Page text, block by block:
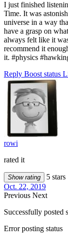
I just finished
Time. It was
universe in a way
have a grasp on
always felt like it
recommend it
it. #physics
Reply Boost status
rowi
rated it
Show rating
5 stars
Oct. 22, 2019
Previous Next
Successfully posted
Error posting status